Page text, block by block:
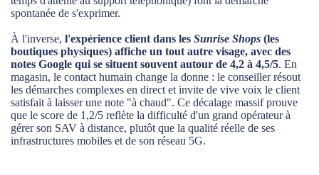
spontanée de s'exprimer.
À l'inverse, l'expérience client dans les Sunrise Shops (les
boutiques physiques) affiche un tout autre visage, avec des
notes Google qui se situent souvent autour de 4,2 à 4,5/5. En
magasin, le contact humain change la donne : le conseiller résout
les démarches complexes en direct et invite de vive voix le client
satisfait à laisser une note "à chaud". Ce décalage massif prouve
que le score de 1,2/5 reflète la difficulté d'un grand opérateur à
gérer son SAV à distance, plutôt que la qualité réelle de ses
infrastructures mobiles et de son réseau 5G.